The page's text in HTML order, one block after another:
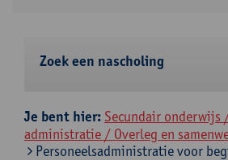
Zoek een nascholing
Je bent hier: Secundair onderwijs
administratie / Overleg en
Personeelsadministratie voor